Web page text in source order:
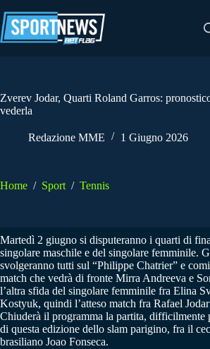
al
contenuto
Zverev Jodar, Quarti Roland Garros:
vederla
Redazione MME 1 Giugno 2026
Home / Sport / Tennis
Martedì 2 giugno si disputeranno i quarti di
singolare maschile e del singolare femminile.
svolgeranno tutti sul “Philippe Chatrier” e
match che vedrà di fronte Mirra Andreeva e
l’altra sfida del singolare femminile fra Elina
Kostyuk, quindi l’atteso match fra Rafael
Chiuderà il programma la partita, difficilmente
di questa edizione dello slam parigino, fra il
brasiliano Joao Fonseca.